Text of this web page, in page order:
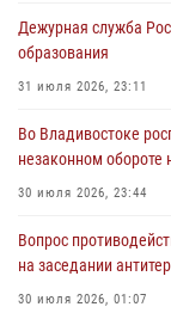
Дежурная служба
образования
31 июля 2026, 23:11
Во Владивостоке
незаконном обороте
30 июля 2026, 23:44
Вопрос
на заседании
30 июля 2026, 01:07